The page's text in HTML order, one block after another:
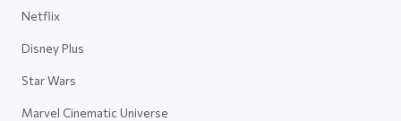
Netflix
Disney Plus
Star Wars
Marvel Cinematic Universe